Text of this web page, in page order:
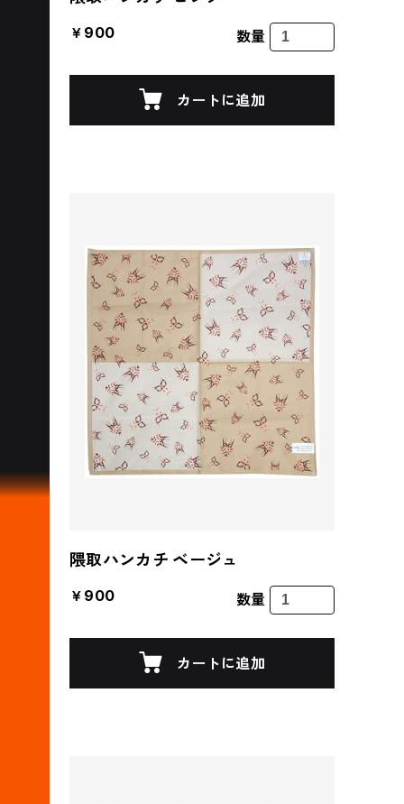
￥900 数量
カートに追加
隈取ハンカチ ベージュ
￥900 数量
カートに追加